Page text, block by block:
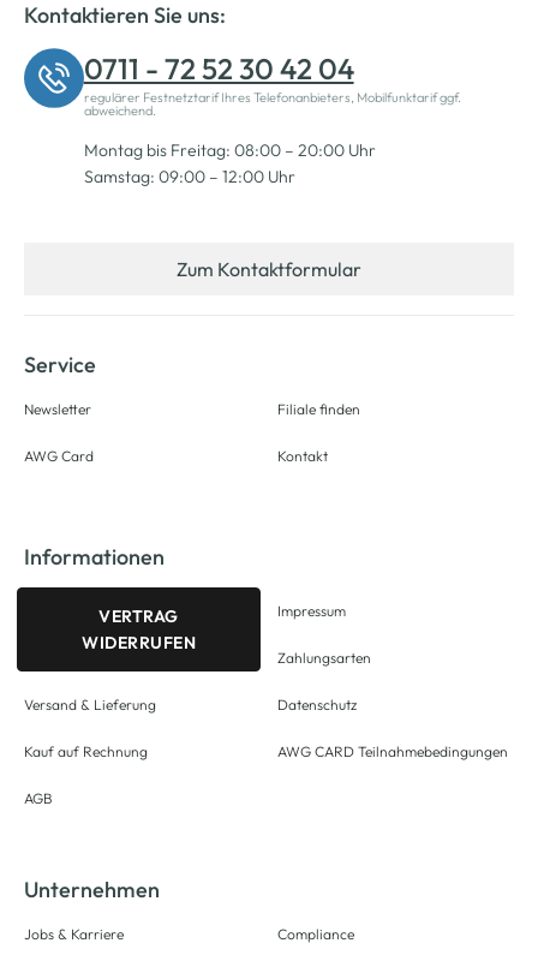
Kontaktieren Sie uns:
0711 - 72 52 30 42 04
regulärer Festnetztarif Ihres Telefonanbieters, Mobilfunktarif ggf.
abweichend.
Montag bis Freitag: 08:00 – 20:00 Uhr
Samstag: 09:00 – 12:00 Uhr
Zum Kontaktformular
Service
Newsletter
AWG Card
Filiale finden
Kontakt
Informationen
VERTRAG
WIDERRUFEN
Versand & Lieferung
Kauf auf Rechnung
AGB
Impressum
Zahlungsarten
Datenschutz
AWG CARD Teilnahmebedingungen
Unternehmen
Jobs & Karriere Compliance